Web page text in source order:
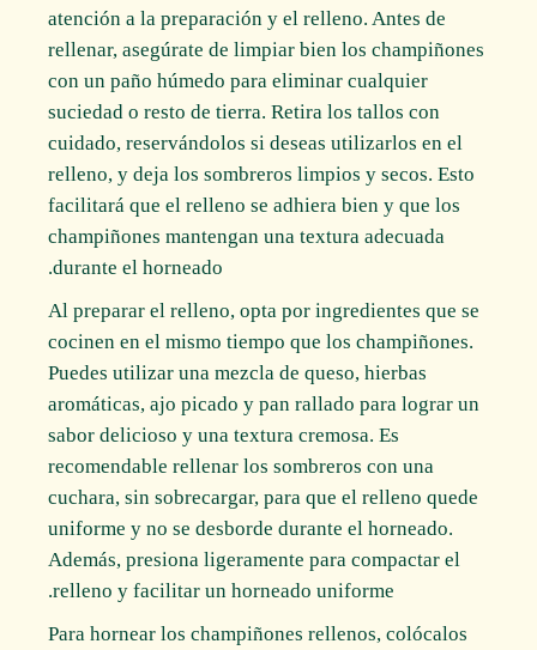
atención a la preparación y el relleno. Antes de
rellenar, asegúrate de limpiar bien los champiñones
con un paño húmedo para eliminar cualquier
suciedad o resto de tierra. Retira los tallos con
cuidado, reservándolos si deseas utilizarlos en el
relleno, y deja los sombreros limpios y secos. Esto
facilitará que el relleno se adhiera bien y que los
champiñones mantengan una textura adecuada
durante el horneado.
Al preparar el relleno, opta por ingredientes que se
cocinen en el mismo tiempo que los champiñones.
Puedes utilizar una mezcla de queso, hierbas
aromáticas, ajo picado y pan rallado para lograr un
sabor delicioso y una textura cremosa. Es
recomendable rellenar los sombreros con una
cuchara, sin sobrecargar, para que el relleno quede
uniforme y no se desborde durante el horneado.
Además, presiona ligeramente para compactar el
relleno y facilitar un horneado uniforme.
Para hornear los champiñones rellenos, colócalos